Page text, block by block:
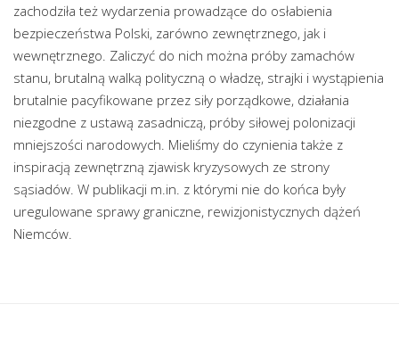
zachodziła też wydarzenia prowadzące do osłabienia
bezpieczeństwa Polski, zarówno zewnętrznego, jak i
wewnętrznego. Zaliczyć do nich można próby zamachów
stanu, brutalną walką polityczną o władzę, strajki i wystąpienia
brutalnie pacyfikowane przez siły porządkowe, działania
niezgodne z ustawą zasadniczą, próby siłowej polonizacji
mniejszości narodowych. Mieliśmy do czynienia także z
inspiracją zewnętrzną zjawisk kryzysowych ze strony
sąsiadów. W publikacji m.in. z którymi nie do końca były
uregulowane sprawy graniczne, rewizjonistycznych dążeń
Niemców.